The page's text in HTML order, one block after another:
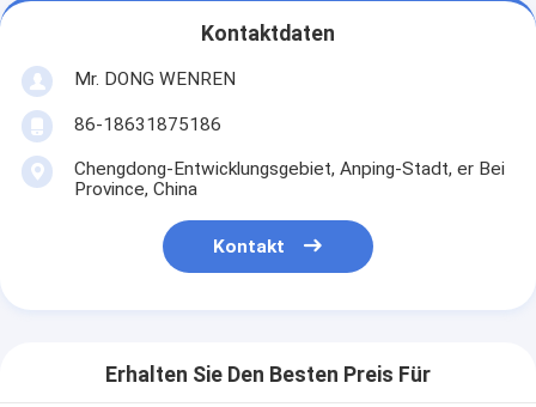
Kontaktdaten
Mr. DONG WENREN
86-18631875186
Chengdong-Entwicklungsgebiet, Anping-Stadt, er Bei
Province, China
Kontakt
Erhalten Sie Den Besten Preis Für